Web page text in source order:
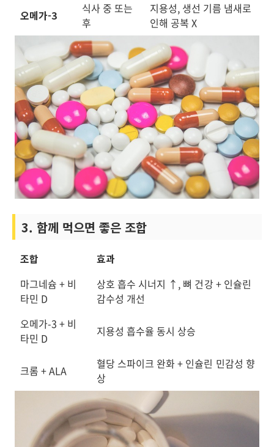
오메가-3
식사 중 또는
후
지용성, 생선 기름 냄새로
인해 공복 X
3. 함께 먹으면 좋은 조합
조합
효과
마그네슘 + 비
타민 D
상호 흡수 시너지 ↑, 뼈 건강 + 인슐린
감수성 개선
오메가-3 + 비
타민 D
지용성 흡수율 동시 상승
크롬 + ALA
혈당 스파이크 완화 + 인슐린 민감성 향
상